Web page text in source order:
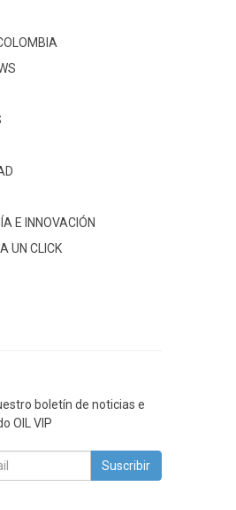
E INNOVACIÓN
UN CLICK
boletín de noticias e
OIL VIP
Suscribir